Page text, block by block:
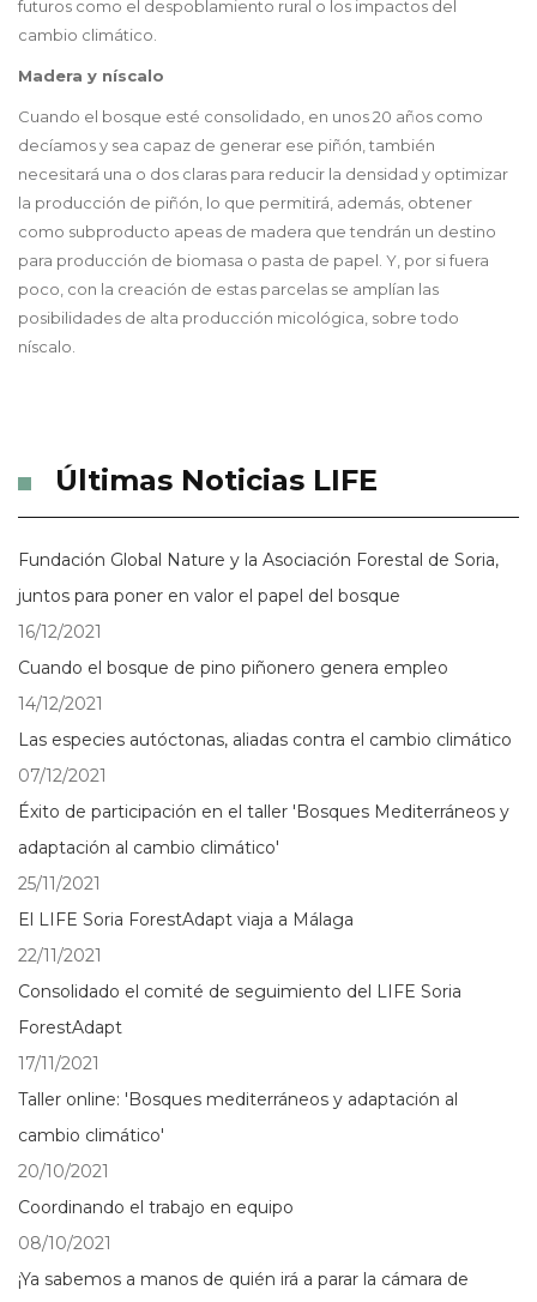
futuros como el despoblamiento rural o los impactos del
cambio climático.
Madera y níscalo
Cuando el bosque esté consolidado, en unos 20 años como
decíamos y sea capaz de generar ese piñón, también
necesitará una o dos claras para reducir la densidad y optimizar
la producción de piñón, lo que permitirá, además, obtener
como subproducto apeas de madera que tendrán un destino
para producción de biomasa o pasta de papel. Y, por si fuera
poco, con la creación de estas parcelas se amplían las
posibilidades de alta producción micológica, sobre todo
níscalo.
Últimas Noticias LIFE
Fundación Global Nature y la Asociación Forestal de Soria,
juntos para poner en valor el papel del bosque
16/12/2021
Cuando el bosque de pino piñonero genera empleo
14/12/2021
Las especies autóctonas, aliadas contra el cambio climático
07/12/2021
Éxito de participación en el taller 'Bosques Mediterráneos y
adaptación al cambio climático'
25/11/2021
El LIFE Soria ForestAdapt viaja a Málaga
22/11/2021
Consolidado el comité de seguimiento del LIFE Soria
ForestAdapt
17/11/2021
Taller online: 'Bosques mediterráneos y adaptación al
cambio climático'
20/10/2021
Coordinando el trabajo en equipo
08/10/2021
¡Ya sabemos a manos de quién irá a parar la cámara de